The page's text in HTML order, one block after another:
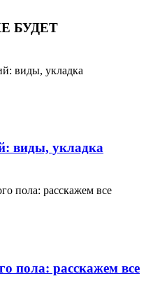
БУДЕТ
виды, укладка
пола: расскажем все